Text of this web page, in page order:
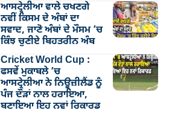
ਆਸਟ੍ਰੇਲੀਆ ਵਾਲੇ ਚਖਣਗੇ
ਨਵੀਂ ਕਿਸਮ ਦੇ ਅੰਬਾਂ ਦਾ
ਸਵਾਦ, ਜਾਣੋ ਅੰਬਾਂ ਦੇ ਮੌਸਮ ’ਚ
ਕਿੰਝ ਚੁਣੀਏ ਬਿਹਤਰੀਨ ਅੰਬ
Cricket World Cup :
ਫਸਵੇਂ ਮੁਕਾਬਲੇ ’ਚ
ਆਸਟ੍ਰੇਲੀਆ ਨੇ ਨਿਊਜ਼ੀਲੈਂਡ ਨੂੰ
ਪੰਜ ਦੌੜਾਂ ਨਾਲ ਹਰਾਇਆ,
ਬਣਾਇਆ ਇਹ ਨਵਾਂ ਰਿਕਾਰਡ